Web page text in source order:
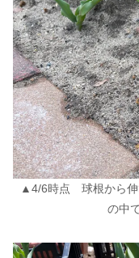
▲4/6時点 球根から伸
の中